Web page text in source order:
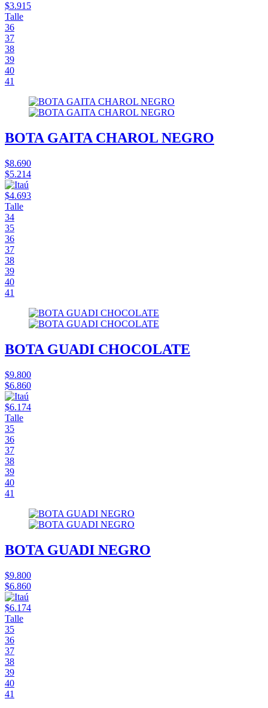
$3.915
Talle
36
37
38
39
40
41
BOTA GAITA CHAROL NEGRO
$8.690
$5.214
$4.693
Talle
34
35
36
37
38
39
40
41
BOTA GUADI CHOCOLATE
$9.800
$6.860
$6.174
Talle
35
36
37
38
39
40
41
BOTA GUADI NEGRO
$9.800
$6.860
$6.174
Talle
35
36
37
38
39
40
41